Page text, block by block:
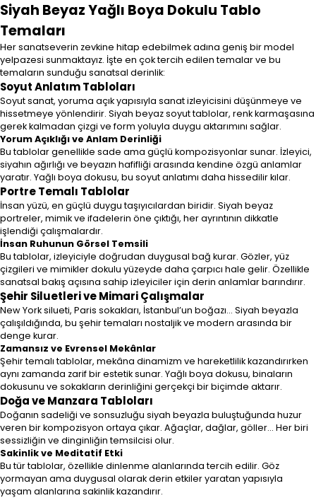
Siyah Beyaz Yağlı Boya Dokulu Tablo
Temaları
Her sanatseverin zevkine hitap edebilmek adına geniş bir model
yelpazesi sunmaktayız. İşte en çok tercih edilen temalar ve bu
temaların sunduğu sanatsal derinlik:
Soyut Anlatım Tabloları
Soyut sanat, yoruma açık yapısıyla sanat izleyicisini düşünmeye ve
hissetmeye yönlendirir. Siyah beyaz soyut tablolar, renk karmaşasına
gerek kalmadan çizgi ve form yoluyla duygu aktarımını sağlar.
Yorum Açıklığı ve Anlam Derinliği
Bu tablolar genellikle sade ama güçlü kompozisyonlar sunar. İzleyici,
siyahın ağırlığı ve beyazın hafifliği arasında kendine özgü anlamlar
yaratır. Yağlı boya dokusu, bu soyut anlatımı daha hissedilir kılar.
Portre Temalı Tablolar
İnsan yüzü, en güçlü duygu taşıyıcılardan biridir. Siyah beyaz
portreler, mimik ve ifadelerin öne çıktığı, her ayrıntının dikkatle
işlendiği çalışmalardır.
İnsan Ruhunun Görsel Temsili
Bu tablolar, izleyiciyle doğrudan duygusal bağ kurar. Gözler, yüz
çizgileri ve mimikler dokulu yüzeyde daha çarpıcı hale gelir. Özellikle
sanatsal bakış açısına sahip izleyiciler için derin anlamlar barındırır.
Şehir Siluetleri ve Mimari Çalışmalar
New York silueti, Paris sokakları, İstanbul’un boğazı... Siyah beyazla
çalışıldığında, bu şehir temaları nostaljik ve modern arasında bir
denge kurar.
Zamansız ve Evrensel Mekânlar
Şehir temalı tablolar, mekâna dinamizm ve hareketlilik kazandırırken
aynı zamanda zarif bir estetik sunar. Yağlı boya dokusu, binaların
dokusunu ve sokakların derinliğini gerçekçi bir biçimde aktarır.
Doğa ve Manzara Tabloları
Doğanın sadeliği ve sonsuzluğu siyah beyazla buluştuğunda huzur
veren bir kompozisyon ortaya çıkar. Ağaçlar, dağlar, göller… Her biri
sessizliğin ve dinginliğin temsilcisi olur.
Sakinlik ve Meditatif Etki
Bu tür tablolar, özellikle dinlenme alanlarında tercih edilir. Göz
yormayan ama duygusal olarak derin etkiler yaratan yapısıyla
yaşam alanlarına sakinlik kazandırır.